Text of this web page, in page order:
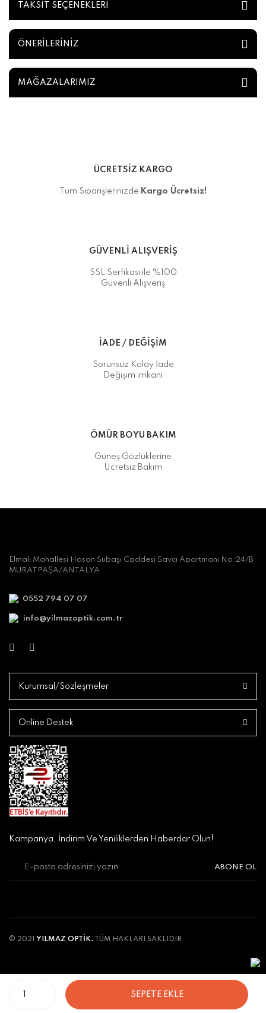
TAKSİT SEÇENEKLERİ
ÖNERİLERİNİZ
MAĞAZALARIMIZ
SEPETE EKLE
ÜCRETSİZ KARGO
Tüm Siparişlerinizde Kargo Ücretsiz!
GÜVENLİ ALIŞVERİŞ
SSL Serfikası ile %100
Güvenli Alışveriş
İADE / DEĞİŞİM
Sorunsuz Kolay İade
Değişim imkanı
ÖMÜR BOYU BAKIM
Güneş Gözlüklerine
Ücretsiz Bakım
Elmalı Mahallesi Hasan Subaşı Caddesi Savcı Apartmanı No:24/B
MURATPAŞA/ANTALYA
0552 794 07 07
info@yilmazoptik.com.tr
Kurumsal/Sözleşmeler
Online Destek
Kampanya, İndirim Ve Yeniliklerden Haberdar Olun!
ABONE OL
© 2021 YILMAZ OPTİK. TÜM HAKLARI SAKLIDIR